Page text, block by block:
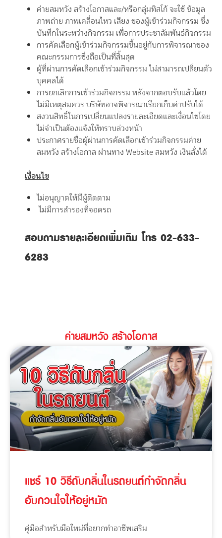
ค่ายสมหวัง สร้างโอกาสและ/หรือกลุ่มทิสโก้ จะใช้ ข้อมูล
ภาพถ่าย ภาพเคลื่อนไหว เสียง ของผู้เข้าร่วมกิจกรรม ซึ่ง
บันทึกในระหว่างกิจกรรม เพื่อการประชาสัมพันธ์กิจกรรม
การคัดเลือกผู้เข้าร่วมกิจกรรมขึ้นอยู่กับการพิจารณาของ
คณะกรรมการซึ่งถือเป็นที่สิ้นสุด
ผู้ที่ผ่านการคัดเลือกเข้าร่วมกิจกรรม ไม่สามารถเปลี่ยนตัว
บุคคลได้
การยกเลิกการเข้าร่วมกิจกรรม หลังจากตอบรับแล้วโดย
ไม่มีเหตุสมควร บริษัทอาจพิจารณาเรียกเก็บค่าปรับได้
สงวนสิทธิ์ในการเปลี่ยนแปลงรายละเอียดและเงื่อนไขโดย
ไม่จำเป็นต้องแจ้งให้ทราบล่วงหน้า
ประกาศรายชื่อผู้ผ่านการคัดเลือกเข้าร่วมกิจกรรมค่าย
สมหวัง สร้างโอกาส ผ่านทาง Website สมหวัง เงินสั่งได้
เงื่อนไข
ไม่อนุญาตให้มีผู้ติดตาม
ไม่มีการสำรองที่จอดรถ
สอบถามรายละเอียดเพิ่มเติม โทร 02-633-
6283
ค่ายสมหวัง สร้างโอกาส
แชร์ 10 วิธีดับกลิ่นในรถยนต์กำจัดกลิ่น
อับกวนใจให้อยู่หมัด
คู่มือสำหรับมือใหม่ที่อยากทำอาชีพเสริม